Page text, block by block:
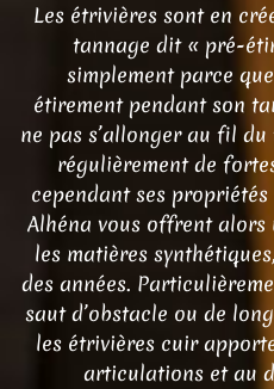
Les étrivières sont en
tannage dit « pré-
simplement parce
étirement pendant son
ne pas s’allonger au fil
régulièrement de
cependant ses
Alhéna vous offrent
les matières
des années.
saut d’obstacle ou de
les étrivières cuir
articulations et au